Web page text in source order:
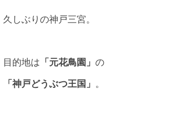
久しぶりの神戸三宮。
目的地は 「元花鳥園」の
「神戸どうぶつ王国」 。